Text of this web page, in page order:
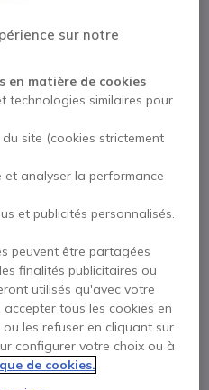
34 -
x2
504560
EPOS SC600 séries
AU PANIER
HEURES
sur notre
en matière de cookies
technologies similaires pour
site (cookies strictement
et analyser la performance
et publicités personnalisés.
peuvent être partagées
finalités publicitaires ou
utilisés qu'avec votre
tous les cookies en
les refuser en cliquant sur
configurer votre choix ou à
de cookies.